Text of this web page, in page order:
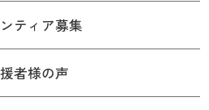
ティア募集
者様の声